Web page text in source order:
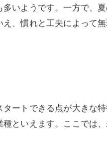
いようです。一方で、
、慣れと工夫によって
ートできる点が大きな
といえます。ここでは